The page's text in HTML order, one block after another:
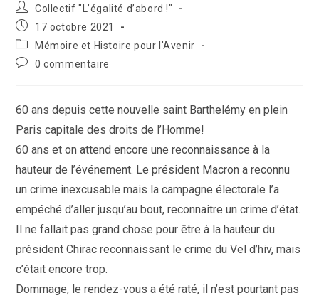
Auteur/autrice
de
la
publication :
Collectif "L’égalité d’abord !"
Publication
publiée :
17 octobre 2021
Post
category:
Mémoire et Histoire pour l'Avenir
Commentaires
0 commentaire
60 ans depuis cette nouvelle saint Barthelémy en plein
Paris capitale des droits de l’Homme!
60 ans et on attend encore une reconnaissance à la
hauteur de l’événement. Le président Macron a reconnu
un crime inexcusable mais la campagne électorale l’a
empéché d’aller jusqu’au bout, reconnaitre un crime d’état.
Il ne fallait pas grand chose pour être à la hauteur du
président Chirac reconnaissant le crime du Vel d’hiv, mais
c’était encore trop.
Dommage, le rendez-vous a été raté, il n’est pourtant pas